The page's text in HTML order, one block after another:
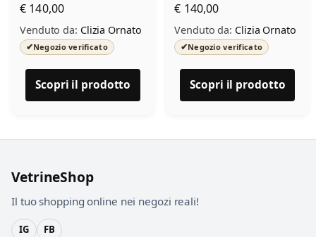
€ 140,00
Venduto da: Clizia Ornato
✔Negozio verificato
Scopri il prodotto
€ 140,00
Venduto da: Clizia Ornato
✔Negozio verificato
Scopri il prodotto
VetrineShop
Il tuo shopping online nei negozi reali!
IG FB